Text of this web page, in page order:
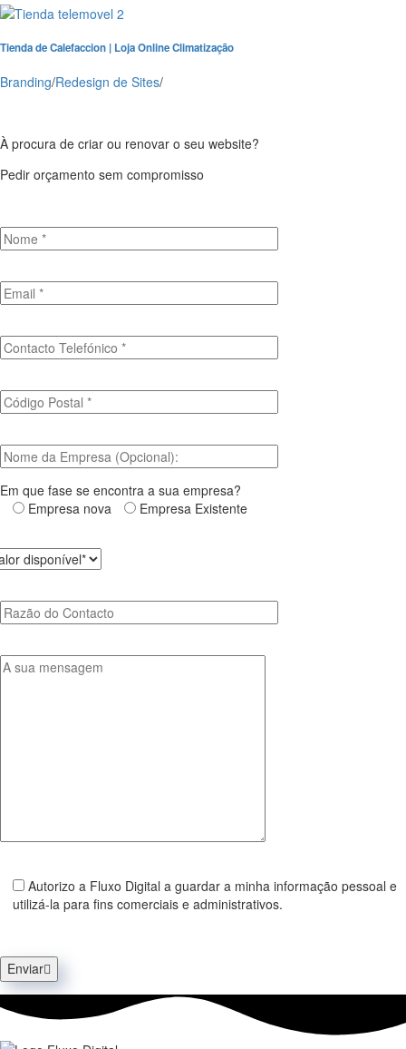
Tienda de Calefaccion | Loja Online Climatização
Branding/Redesign de Sites/
À procura de criar ou renovar o seu website?
Pedir orçamento sem compromisso
Em que fase se encontra a sua empresa?
Empresa nova
Empresa Existente
Autorizo a Fluxo Digital a guardar a minha informação pessoal e
utilizá-la para fins comerciais e administrativos.
Enviar